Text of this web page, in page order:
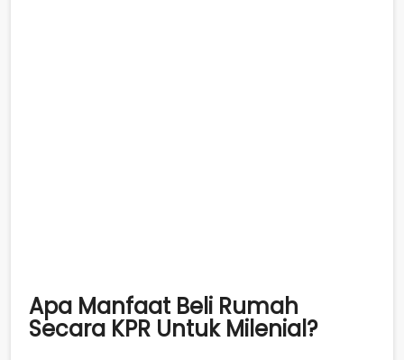
Apa Manfaat Beli Rumah
Secara KPR Untuk Milenial?